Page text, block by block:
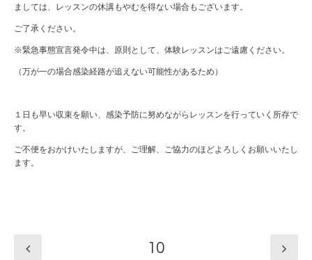
ましては、レッスンの休講もやむを得ない場合もございます。
ご了承ください。
※緊急事態宣言発令中は、原則として、体験レッスンはご遠慮ください。
（万が一の場合感染経路が追えない可能性があるため）
１日も早い収束を願い、感染予防に努めながらレッスンを行っていく所存で
す。
ご不便をおかけいたしますが、ご理解、ご協力のほどよろしくお願いいたし
ます。
10